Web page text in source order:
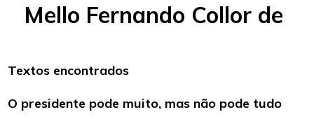
Mello Fernando Collor de
Textos encontrados
O presidente pode muito, mas não pode tudo